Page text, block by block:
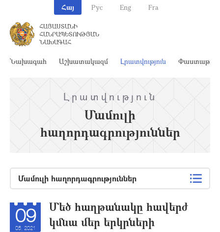
Հայ Рус Eng Fra
ՀԱՅԱՍՏԱՆԻ
ՀԱՆՐԱՊԵՏՈՒԹՅԱՆ
ՆԱԽԱԳԱՀ
Նախագահ Աշխատակազմ Լրատվություն
Լրատվություն
Մամուլի
հաղորդագրություններ
Մամուլի հաղորդագրություններ
09
05, 2021
Մեծ հաղթանակը հավերժ
կմնա մեր երկրների